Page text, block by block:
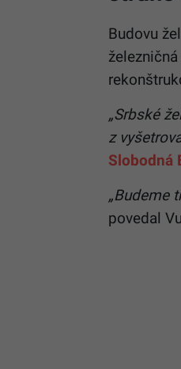
Budovu
„Srbské
z
Slobodná
„Budeme
povedal